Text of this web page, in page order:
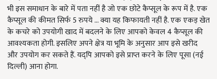
भी इस समाधान के बारे में पता नहीं है जो एक छोटे कैप्सूल के रूप में है. एक
कैप्सूल की कीमत सिर्फ 5 रुपये ... क्या यह किफायती नहीं है. एक एकड़ खेत
के कचरे को उपयोगी खाद में बदलने के लिए आपको केवल 4 कैप्सूल की
आवश्यकता होगी. इसलिए अपने क्षेत्र या भूमि के अनुसार आप इसे खरीद
और उपयोग कर सकते हैं. यद्पि आपको इसे प्राप्त करने के लिए पूसा (नई
दिल्ली) आना होगा.